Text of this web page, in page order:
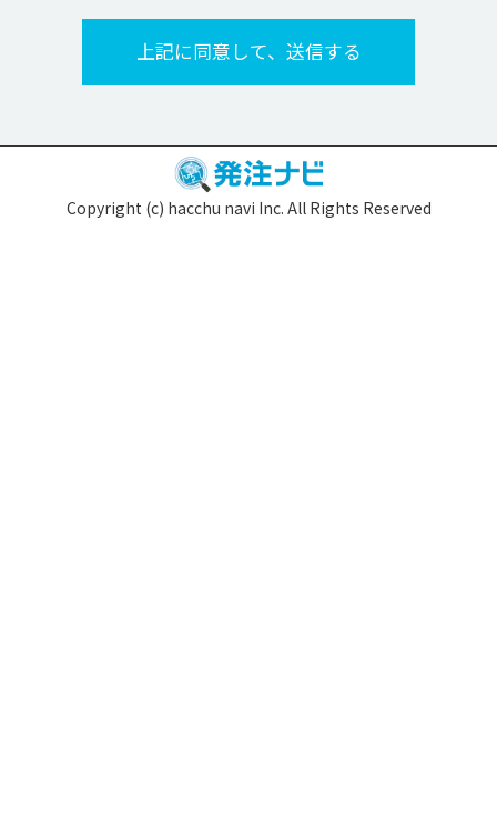
Copyright (c) hacchu navi Inc. All Rights Reserved